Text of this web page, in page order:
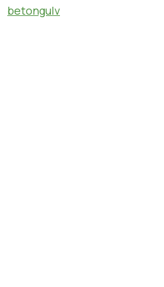
betongulv